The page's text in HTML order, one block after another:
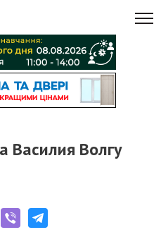
Василия Волгу